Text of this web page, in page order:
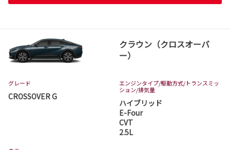
クラウン（クロスオーバ
ー）
グレード
CROSSOVER G
エンジンタイプ/駆動方式/トランスミッ
ション/排気量
ハイブリッド
E-Four
CVT
2.5L